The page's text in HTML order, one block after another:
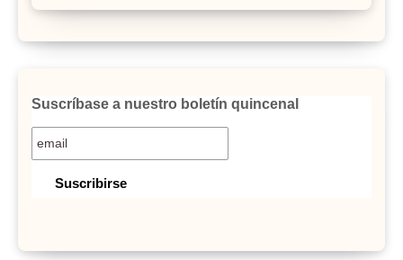
Suscríbase a nuestro boletín quincenal